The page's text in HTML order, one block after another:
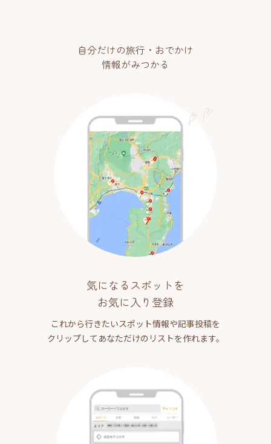
自分だけの旅行・おでかけ
情報がみつかる
気になるスポットを
お気に入り登録
これから行きたいスポット情報や記事投稿を
クリップしてあなただけのリストを作れます。